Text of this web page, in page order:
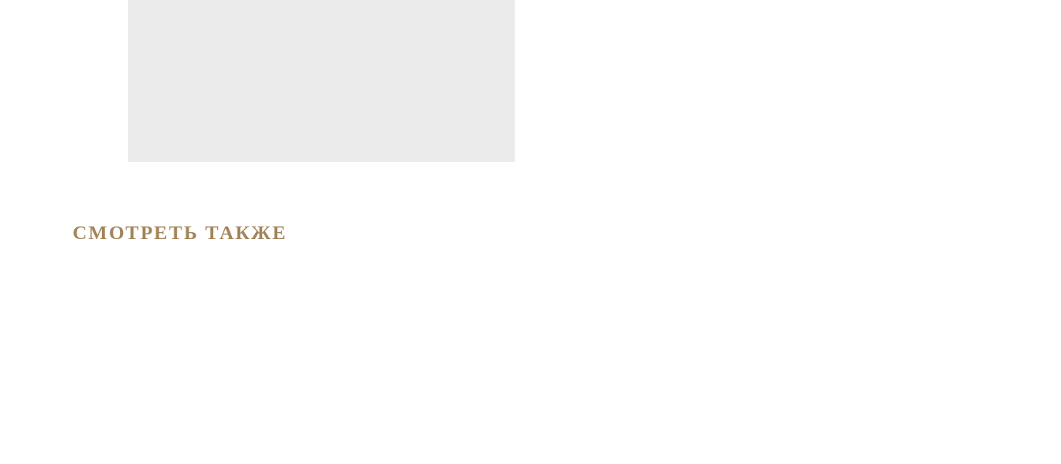
СМОТРЕТЬ ТАКЖЕ